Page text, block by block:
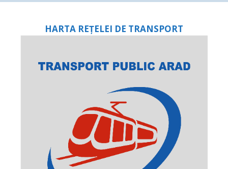
HARTA REȚELEI DE TRANSPORT